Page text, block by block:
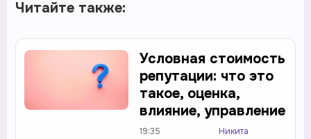
Читайте также:
Условная стоимость
репутации: что это
такое, оценка,
влияние, управление
19:35
Никита